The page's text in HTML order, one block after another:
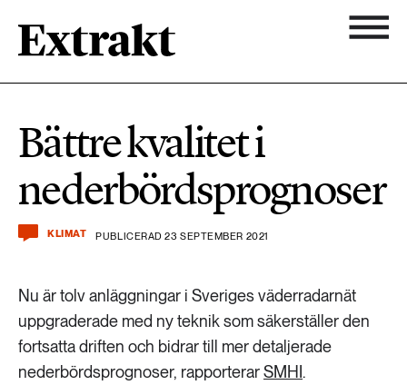
Biologisk mångfald
Hållbara städer
Industri & Energi
Klimat
Landsbygd
Nyhetsbrev
Om Extrakt
900 ARTIKLAR
584 ARTIKLAR
Hållbara städer
473 ARTIKLAR
471 ARTIKLAR
Kemikalier
1492 ARTIKLAR
Bättre kvalitet i
nederbördsprognoser
KLIMAT PUBLICERAD 23 SEPTEMBER 2021
Nu är tolv anläggningar i Sveriges väderradarnät
uppgraderade med ny teknik som säkerställer den
fortsatta driften och bidrar till mer detaljerade
nederbördsprognoser, rapporterarSMHI .